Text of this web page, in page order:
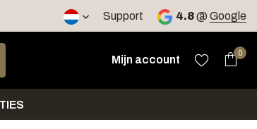
Support 4.8@ Google
een beschikbaar resultaat te selecteren. Druk
Mijn account
0